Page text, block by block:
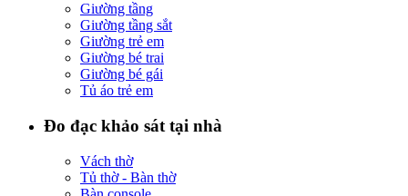
Giường tầng
Giường tầng sắt
Giường trẻ em
Giường bé trai
Giường bé gái
Tủ áo trẻ em
Đo đạc khảo sát tại nhà
Vách thờ
Tủ thờ - Bàn thờ